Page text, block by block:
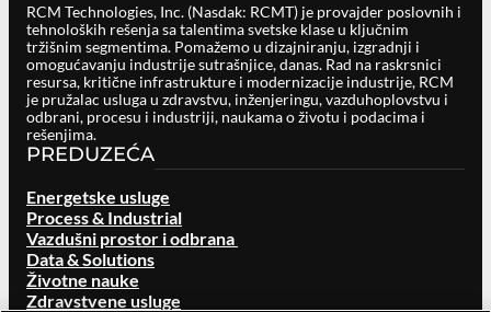
RCM Technologies, Inc. (Nasdak: RCMT) je provajder poslovnih i
tehnoloških rešenja sa talentima svetske klase u ključnim
tržišnim segmentima. Pomažemo u dizajniranju, izgradnji i
omogućavanju industrije sutrašnjice, danas. Rad na raskrsnici
resursa, kritične infrastrukture i modernizacije industrije, RCM
je pružalac usluga u zdravstvu, inženjeringu, vazduhoplovstvu i
odbrani, procesu i industriji, naukama o životu i podacima i
rešenjima.
PREDUZEĆA
Energetske usluge
Process & Industrial
Vazdušni prostor i odbrana
Data & Solutions
Životne nauke
Zdravstvene usluge